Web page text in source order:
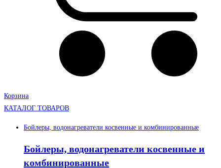
Корзина
КАТАЛОГ ТОВАРОВ
Бойлеры, водонагреватели косвенные и комбинированные
Бойлеры, водонагреватели косвенные и
комбинированные